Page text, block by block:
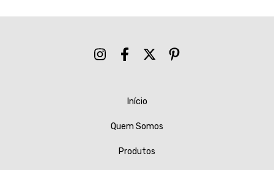
Início
Quem Somos
Produtos